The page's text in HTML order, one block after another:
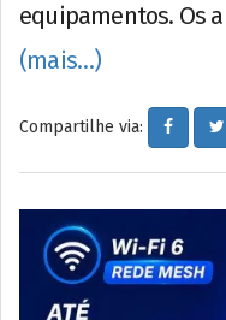
equipamentos. Os
(mais…)
Compartilhe via: